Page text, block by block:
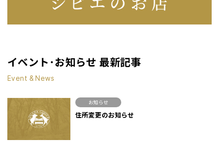
イベント･お知らせ 最新記事
Event & News
お知らせ
住所変更のお知らせ